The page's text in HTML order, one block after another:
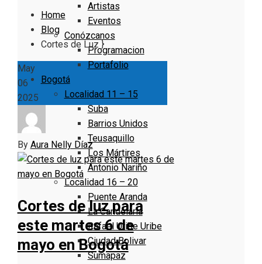
Artistas
Eventos
Conózcanos
Programacion
Portafolio
Bogotá
Localidad 11 – 15
Suba
Barrios Unidos
Teusaquillo
Los Mártires
Antonio Nariño
Localidad 16 – 20
Puente Aranda
La Candelaria
Rafael Uribe Uribe
Ciudad Bolivar
Sumapaz
Home
Blog
Cortes de Luz }
May
06
2025
By Aura Nelly Díaz
Cortes de luz para
este martes 6 de
mayo en Bogotá